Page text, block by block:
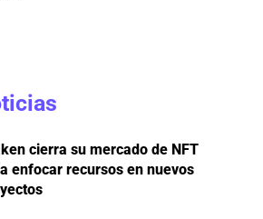
cierra su mercado de NFT
enfocar recursos en nuevos